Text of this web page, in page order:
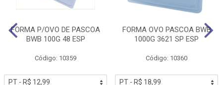
FORMA P/OVO DE PASCOA
BWB 100G 48 ESP
Código: 10359
FORMA OVO PASCOA BWB
1000G 3621 SP ESP
Código: 10360